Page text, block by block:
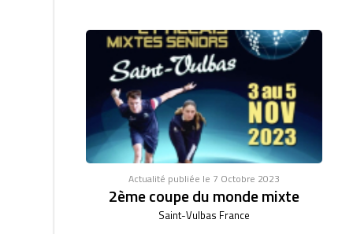
Actualité publiée le 7 Octobre 2023
2ème coupe du monde mixte
Saint-Vulbas France